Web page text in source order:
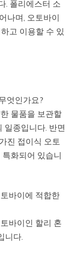
. 폴리에스터 소
나며, 오토바이
고 이용할 수 있
엇인가요?
물품을 보관할
일종입니다. 반면
진 접이식 오토
화되어 있습니
바이에 적합한
바이인 할리 혼
니다.